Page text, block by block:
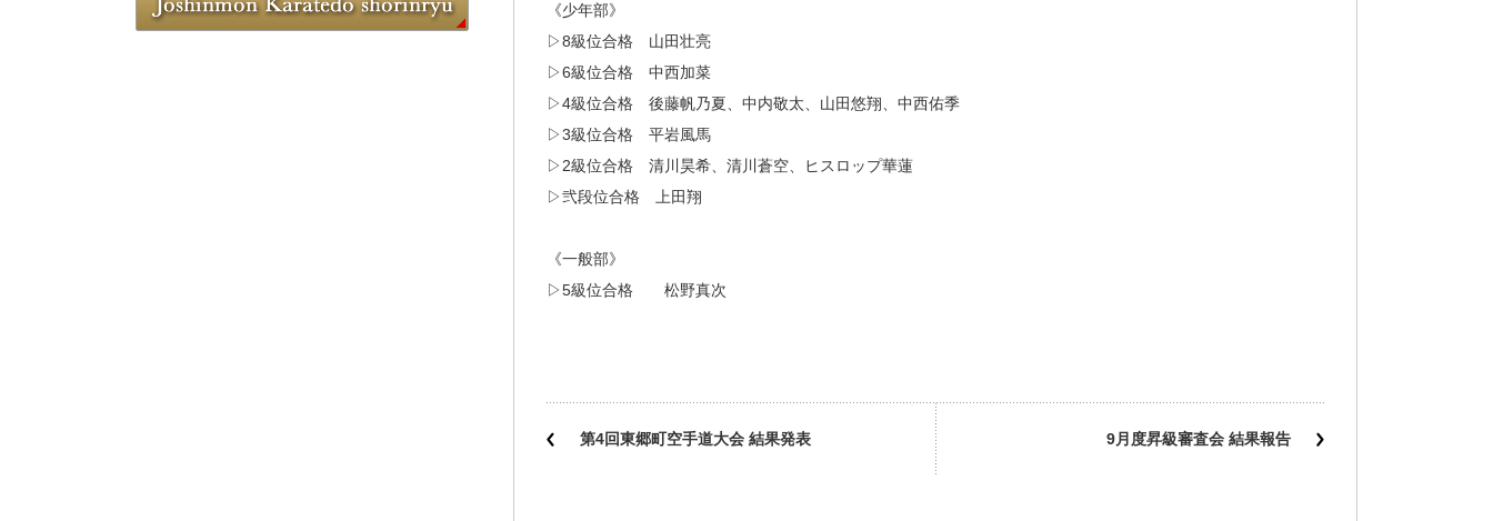
《少年部》
▷8級位合格 山田壮亮
▷6級位合格 中西加菜
▷4級位合格 後藤帆乃夏、中内敬太、山田悠翔、中西佑季
▷3級位合格 平岩風馬
▷2級位合格 清川昊希、清川蒼空、ヒスロップ華蓮
▷弐段位合格 上田翔
《一般部》
▷5級位合格 松野真次
第4回東郷町空手道大会 結果発表 9月度昇級審査会 結果報告